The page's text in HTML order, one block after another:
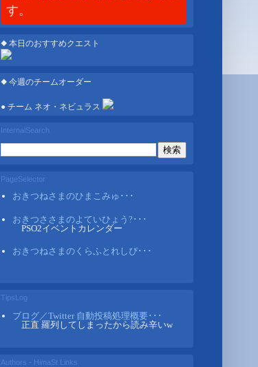
す。
◆ 本日のおすすめクエスト
◆ 今週のチームオーダー
● チーム ネオ・ネビュラス
InternalSearch
PageSelector
おきつねさまのひまこみゅ･･･
おきつささまのよていひょう?･･･
PSO2イベントカレンダー
おきつねさまのくらふとれしぴ･･･
TipsLog
ブログ／Twitter 自動投稿処理概要･･･
正直 羅列してしまったから読み辛いw
Authors - HimaSt Links